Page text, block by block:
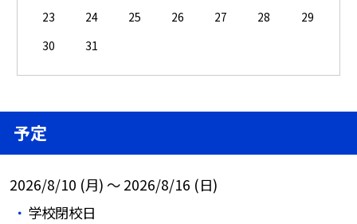
23
24 25 26 27 28
29
30
31
予定
2026/8/10 (月) ～ 2026/8/16 (日)
学校閉校日